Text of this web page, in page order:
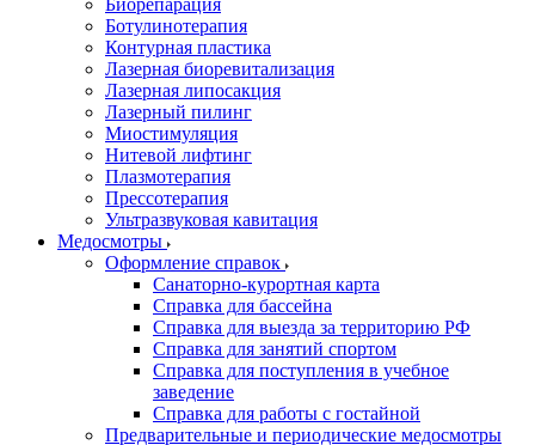
Биорепарация
Ботулинотерапия
Контурная пластика
Лазерная биоревитализация
Лазерная липосакция
Лазерный пилинг
Миостимуляция
Нитевой лифтинг
Плазмотерапия
Прессотерапия
Ультразвуковая кавитация
Медосмотры
Оформление справок
Санаторно-курортная карта
Справка для бассейна
Справка для выезда за территорию РФ
Справка для занятий спортом
Справка для поступления в учебное
заведение
Справка для работы с гостайной
Предварительные и периодические медосмотры